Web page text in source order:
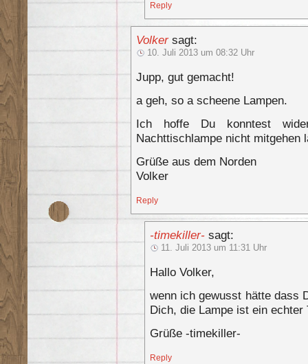
Reply
Volker sagt:
10. Juli 2013 um 08:32 Uhr
Jupp, gut gemacht!
a geh, so a scheene Lampen.
Ich hoffe Du konntest
Nachttischlampe nicht mitgehen
Grüße aus dem Norden
Volker
Reply
-timekiller- sagt:
11. Juli 2013 um 11:31 Uhr
Hallo Volker,
wenn ich gewusst hätte dass
Dich, die Lampe ist ein echter
Grüße -timekiller-
Reply